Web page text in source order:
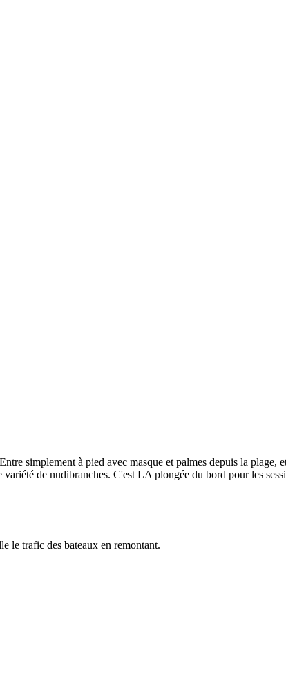
simplement à pied avec masque et palmes depuis la
de nudibranches. C'est LA plongée du bord pour les
le trafic des bateaux en remontant.